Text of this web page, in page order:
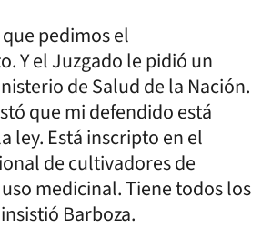
pedimos el
Y el Juzgado le pidió un
de Salud de la Nación.
que mi defendido está
ley. Está inscripto en el
de cultivadores de
medicinal. Tiene todos los
Barboza.